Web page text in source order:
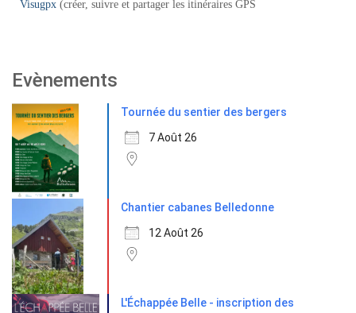
Visugpx (créer, suivre et partager les itinéraires GPS
Evènements
Tournée du sentier des bergers
7 Août 26
Chantier cabanes Belledonne
12 Août 26
L'Échappée Belle - inscription des